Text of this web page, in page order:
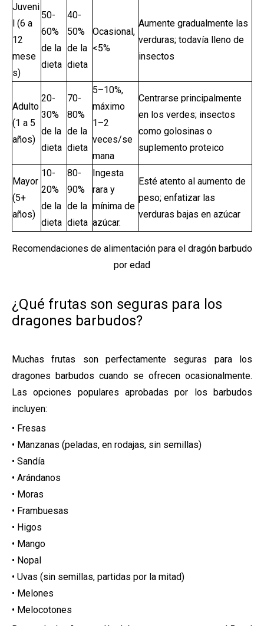
Juveni
l (6 a
12
mese
s)
50-
60%
de la
dieta
40-
50%
de la
dieta
Ocasional,
<5%
Aumente gradualmente las
verduras; todavía lleno de
insectos
Adulto
(1 a 5
años)
20-
30%
de la
dieta
70-
80%
de la
dieta
5–10%,
máximo
1–2
veces/se
mana
Centrarse principalmente
en los verdes; insectos
como golosinas o
suplemento proteico
Mayor
(5+
años)
10-
20%
de la
dieta
80-
90%
de la
dieta
Ingesta
rara y
mínima de
azúcar.
Esté atento al aumento de
peso; enfatizar las
verduras bajas en azúcar
Recomendaciones de alimentación para el dragón barbudo
por edad
¿Qué frutas son seguras para los
dragones barbudos?
Muchas frutas son perfectamente seguras para los
dragones barbudos cuando se ofrecen ocasionalmente.
Las opciones populares aprobadas por los barbudos
incluyen:
• Fresas
• Manzanas (peladas, en rodajas, sin semillas)
• Sandía
• Arándanos
• Moras
• Frambuesas
• Higos
• Mango
• Nopal
• Uvas (sin semillas, partidas por la mitad)
• Melones
• Melocotones